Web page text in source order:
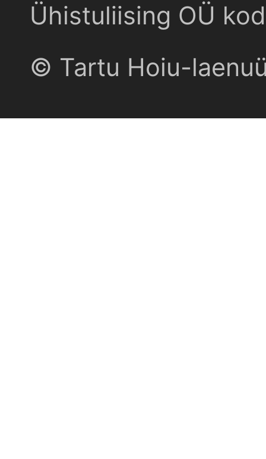
Ühistuliising OÜ
© Tartu Hoiu-